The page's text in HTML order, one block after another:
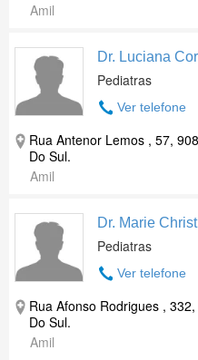
Amil
Dr. Luciana
Pediatras
Ver telefone
Rua Antenor Lemos , 57,
Do Sul.
Amil
Dr. Marie
Pediatras
Ver telefone
Rua Afonso Rodrigues ,
Do Sul.
Amil